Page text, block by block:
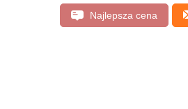
Najlepsza cena